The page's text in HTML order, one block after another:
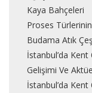
Kaya Bahçeleri
Proses Türlerinin
Budama Atık
İstanbul’da Kent
Gelişimi Ve
İstanbul’da Kent